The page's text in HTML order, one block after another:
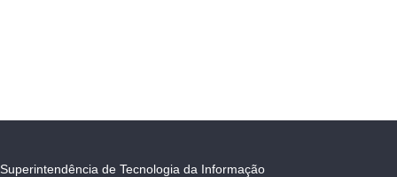
Superintendência de Tecnologia da Informação